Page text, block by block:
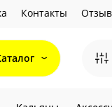
Контакты